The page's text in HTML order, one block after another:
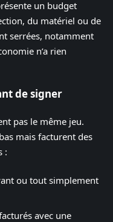
un budget
du matériel ou de
serrées, notamment
n’a rien
de signer
pas le même jeu.
mais facturent des
:
ou tout simplement
avec une